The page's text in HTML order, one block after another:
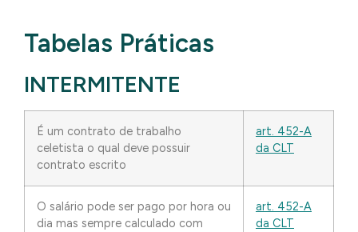
Tabelas Práticas
INTERMITENTE
É um contrato de trabalho
celetista o qual deve possuir
contrato escrito
art. 452-A
da CLT
O salário pode ser pago por hora ou
dia mas sempre calculado com
art. 452-A
da CLT